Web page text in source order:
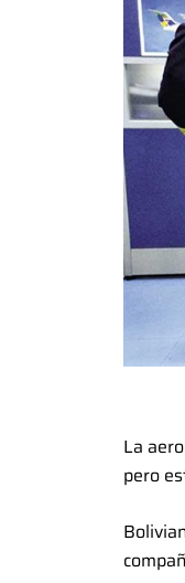
La
pero